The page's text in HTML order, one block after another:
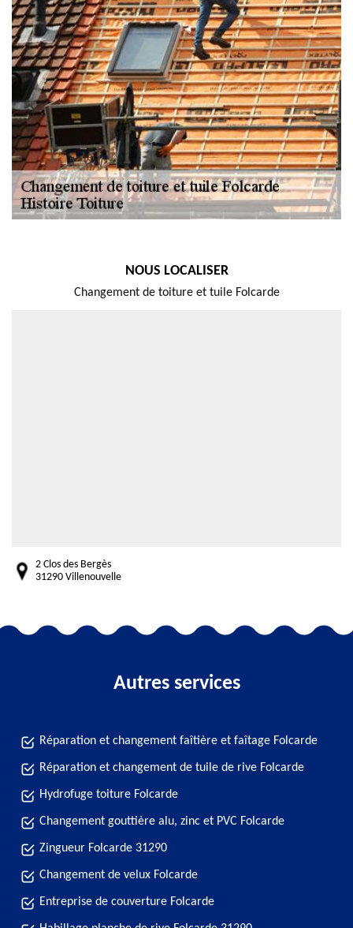
NOUS LOCALISER
Changement de toiture et tuile Folcarde
2 Clos des Bergès
31290 Villenouvelle
Autres services
Réparation et changement faîtière et faîtage Folcarde
Réparation et changement de tuile de rive Folcarde
Hydrofuge toiture Folcarde
Changement gouttière alu, zinc et PVC Folcarde
Zingueur Folcarde 31290
Changement de velux Folcarde
Entreprise de couverture Folcarde